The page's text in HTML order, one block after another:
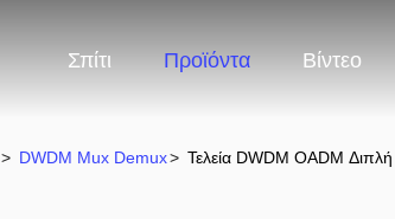
Σπίτι Προϊόντα Βίντεο
> DWDM Mux Demux> Τελεία DWDM OADM